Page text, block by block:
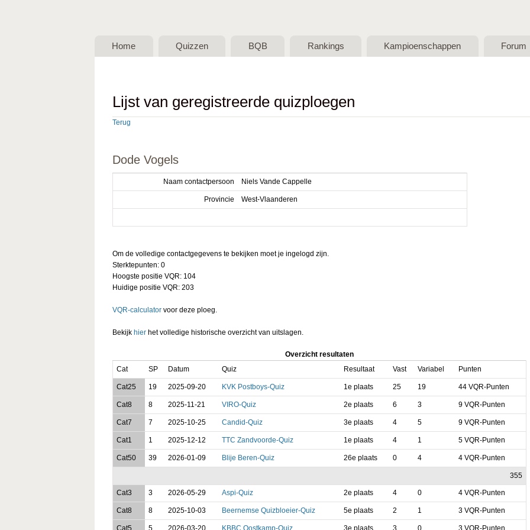
Belgische
vzw
Home Quizzen BQB Rankings Kampioenschappen Forum
Lijst van geregistreerde quizploegen
Terug
Dode Vogels
Naam contactpersoon Niels Vande Cappelle
Provincie West-Vlaanderen
Om de volledige contactgegevens te bekijken moet je ingelogd zijn.
Sterktepunten: 0
Hoogste positie VQR: 104
Huidige positie VQR: 203
VQR-calculator voor deze ploeg.
Bekijk hier het volledige historische overzicht van uitslagen.
Overzicht resultaten
Cat
SP Datum Quiz Resultaat Vast Variabel Punten
Cat25 19 2025-09-20 KVK Postboys-Quiz 1e plaats 25 19 44 VQR-Punten
Cat8 8 2025-11-21 VIRO-Quiz 2e plaats 6 3 9 VQR-Punten
Cat7 7 2025-10-25 Candid-Quiz 3e plaats 4 5 9 VQR-Punten
Cat1 1 2025-12-12 TTC Zandvoorde-Quiz 1e plaats 4 1 5 VQR-Punten
Cat50 39 2026-01-09 Blije Beren-Quiz 26e plaats 0 4 4 VQR-Punten
355
Cat3 3 2026-05-29 Aspi-Quiz 2e plaats 4 0 4 VQR-Punten
Cat8 8 2025-10-03 Beernemse Quizbloeier-Quiz 5e plaats 2 1 3 VQR-Punten
Cat5 5 2026-03-20 KBBC Oostkamp-Quiz 3e plaats 3 0 3 VQR-Punten